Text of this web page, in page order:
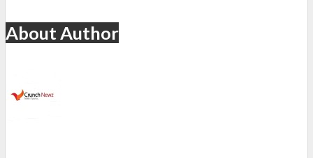
About Author